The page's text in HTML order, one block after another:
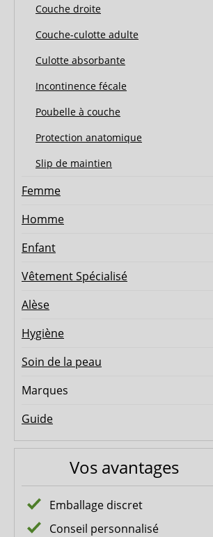
MedLogics
Couche droite
Couche-culotte adulte
Culotte absorbante
Incontinence fécale
Poubelle à couche
Protection anatomique
Slip de maintien
Femme
Homme
Enfant
Vêtement Spécialisé
Alèse
Hygiène
Soin de la peau
Marques
Guide
Vos avantages
Emballage discret
Conseil personnalisé